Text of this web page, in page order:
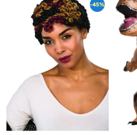
-45%